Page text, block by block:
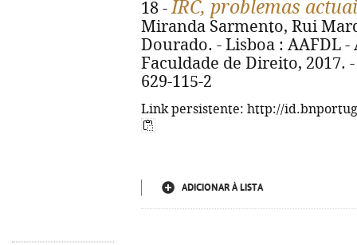
18 -IRC, problemas
Miranda Sarmento, Rui
Dourado. - Lisboa : AAFDL -
Faculdade de Direito, 2017. -
629-115-2
Link persistente: http://
ADICIONAR À LISTA